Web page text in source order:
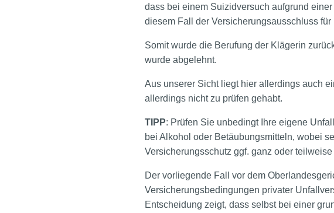
dass bei einem Suizidversuch aufgrund
diesem Fall der Versicherungsausschluss
Somit wurde die Berufung der Klägerin
wurde abgelehnt.
Aus unserer Sicht liegt hier allerdings auch
allerdings nicht zu prüfen gehabt.
TIPP: Prüfen Sie unbedingt Ihre eigene
bei Alkohol oder Betäubungsmitteln, wobei
Versicherungsschutz ggf. ganz oder
Der vorliegende Fall vor dem
Versicherungsbedingungen privater
Entscheidung zeigt, dass selbst bei einer